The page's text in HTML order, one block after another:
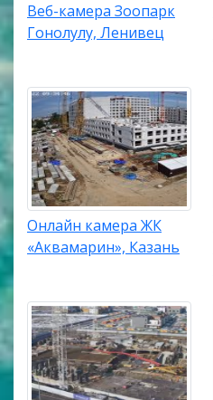
Веб-камера Зоопарк
Гонолулу, Ленивец
Онлайн камера ЖК
«Аквамарин», Казань